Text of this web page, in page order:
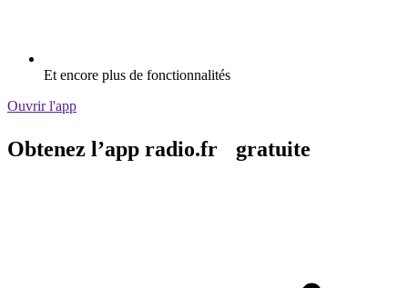
Et encore plus de fonctionnalités
Ouvrir l'app
Obtenez l’app radio.fr gratuite